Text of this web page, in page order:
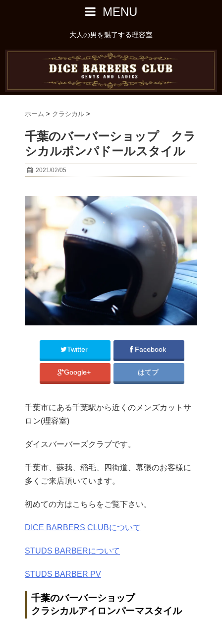
MENU
大人の男を魅了する理容室
ホーム > クラシカル >
千葉のバーバーショップ クラ
シカルポンパドールスタイル
2021/02/05
Twitter Facebook
Google+ はてブ
千葉市にある千葉駅から近くのメンズカットサ
ロン(理容室)
ダイスバーバーズクラブです。
千葉市、蘇我、稲毛、四街道、幕張のお客様に
多くご来店頂いています。
初めての方はこちらをご覧下さい。
DICE BARBERS CLUBについて
STUDS BARBERについて
STUDS BARBER PV
千葉のバーバーショップ
クラシカルアイロンパーマスタイル